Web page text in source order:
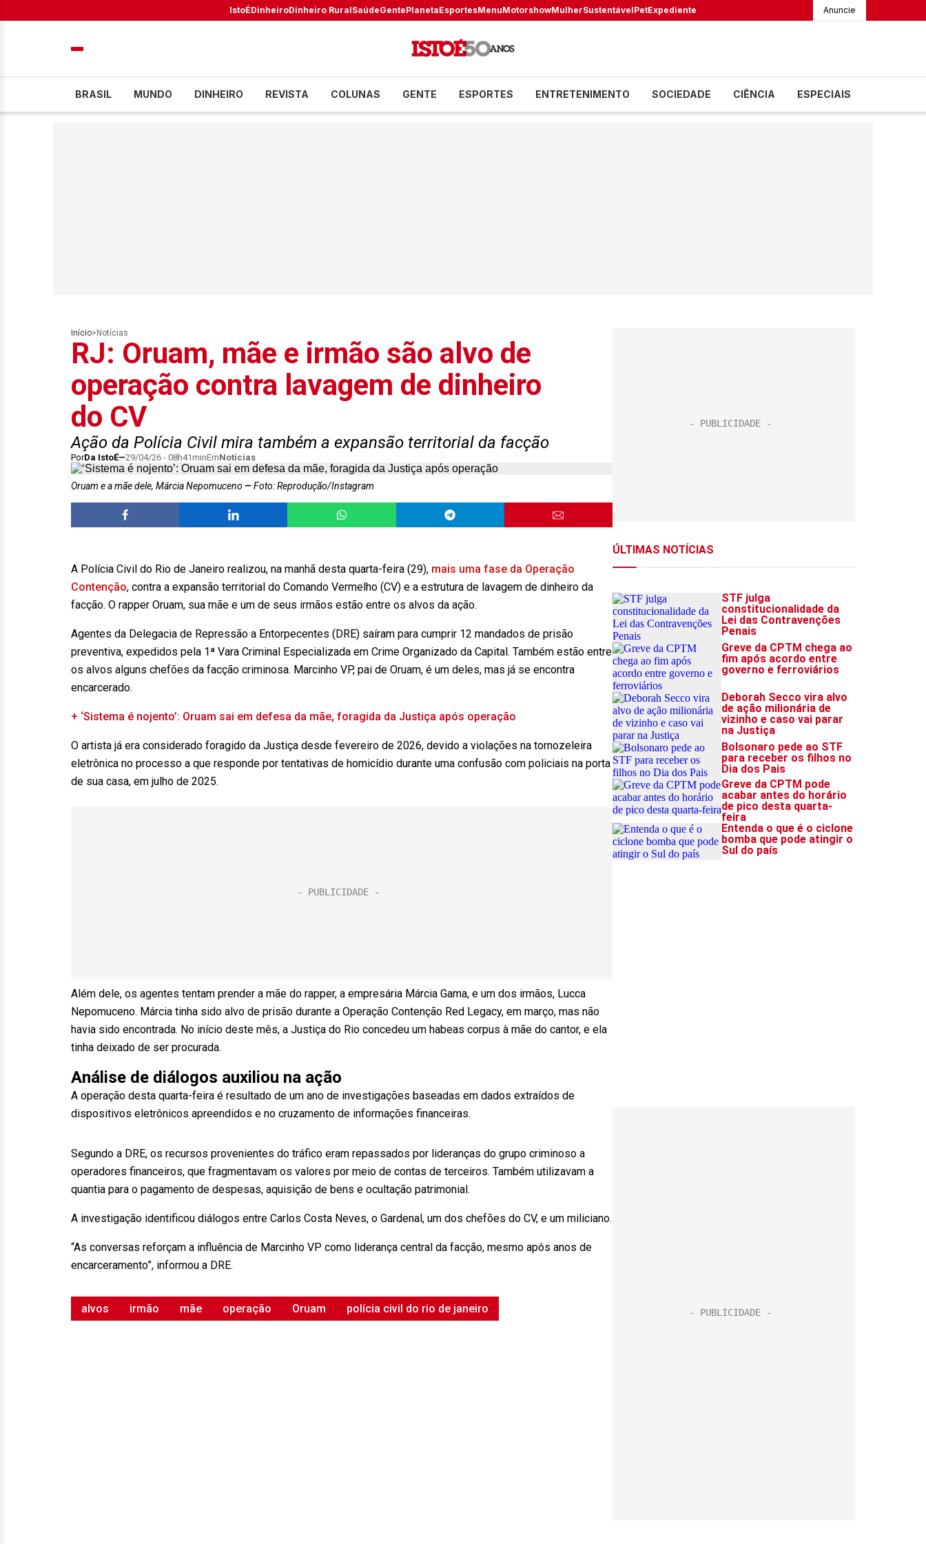
IstoÉDinheiroDinheiro RuralSaúdeGentePlanetaEsportesMenuMotorshowMulherSustentávelPetExpediente Anuncie
BRASIL MUNDO DINHEIRO REVISTA COLUNAS GENTE ESPORTES ENTRETENIMENTO SOCIEDADE CIÊNCIA ESPECIAIS
Início> Notícias
RJ: Oruam, mãe e irmão são alvo de
operação contra lavagem de dinheiro
do CV
Ação da Polícia Civil mira também a expansão territorial da facção
PorDa IstoÉ 29/04/26 - 08h41minEmNotícias
Oruam e a mãe dele, Márcia Nepomuceno Foto: Reprodução/Instagram
A Polícia Civil do Rio de Janeiro realizou, na manhã desta quarta-feira (29), mais uma fase da Operação
Contenção, contra a expansão territorial do Comando Vermelho (CV) e a estrutura de lavagem de dinheiro da
facção. O rapper Oruam, sua mãe e um de seus irmãos estão entre os alvos da ação.
Agentes da Delegacia de Repressão a Entorpecentes (DRE) saíram para cumprir 12 mandados de prisão
preventiva, expedidos pela 1ª Vara Criminal Especializada em Crime Organizado da Capital. Também estão entre
os alvos alguns chefões da facção criminosa. Marcinho VP, pai de Oruam, é um deles, mas já se encontra
encarcerado.
+ ‘Sistema é nojento’: Oruam sai em defesa da mãe, foragida da Justiça após operação
O artista já era considerado foragido da Justiça desde fevereiro de 2026, devido a violações na tornozeleira
eletrônica no processo a que responde por tentativas de homicídio durante uma confusão com policiais na porta
de sua casa, em julho de 2025.
Além dele, os agentes tentam prender a mãe do rapper, a empresária Márcia Gama, e um dos irmãos, Lucca
Nepomuceno. Márcia tinha sido alvo de prisão durante a Operação Contenção Red Legacy, em março, mas não
havia sido encontrada. No início deste mês, a Justiça do Rio concedeu um habeas corpus à mãe do cantor, e ela
tinha deixado de ser procurada.
Análise de diálogos auxiliou na ação
A operação desta quarta-feira é resultado de um ano de investigações baseadas em dados extraídos de
dispositivos eletrônicos apreendidos e no cruzamento de informações financeiras.
Segundo a DRE, os recursos provenientes do tráfico eram repassados por lideranças do grupo criminoso a
operadores financeiros, que fragmentavam os valores por meio de contas de terceiros. Também utilizavam a
quantia para o pagamento de despesas, aquisição de bens e ocultação patrimonial.
A investigação identificou diálogos entre Carlos Costa Neves, o Gardenal, um dos chefões do CV, e um miliciano.
“As conversas reforçam a influência de Marcinho VP como liderança central da facção, mesmo após anos de
encarceramento”, informou a DRE.
alvos irmão mãe operação Oruam polícia civil do rio de janeiro